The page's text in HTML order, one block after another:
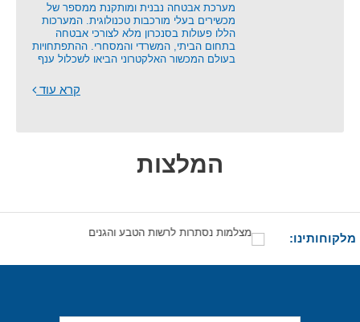
מערכת אבטחה נבנית ומותקנת ממספר של
מכשירים בעלי מורכבות טכנולוגית. המערכות
הללו פעולות בסנכרון מלא לצורכי אבטחה
בתחום הביתי, המשרדי והמסחרי. ההתפתחויות
בעולם המכשור האלקטרוני הביאו לשכלול ענף
קרא עוד
המלצות
מלקוחותינו: